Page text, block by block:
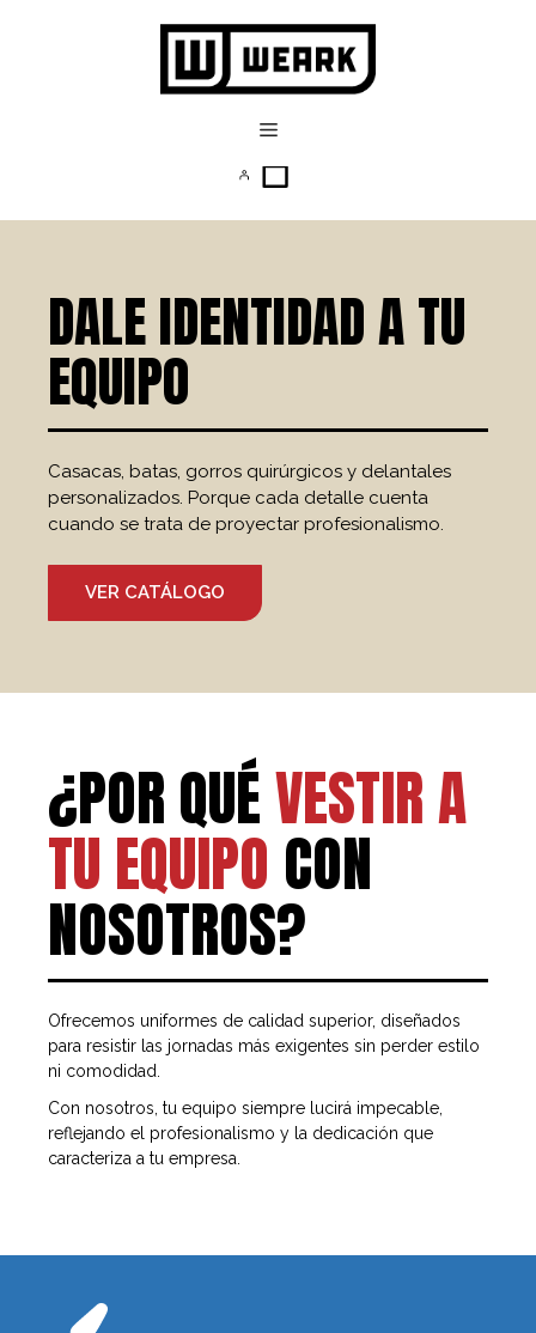
DALE IDENTIDAD A TU
EQUIPO
Casacas, batas, gorros quirúrgicos y delantales
personalizados. Porque cada detalle cuenta
cuando se trata de proyectar profesionalismo.
VER CATÁLOGO
¿POR QUÉVESTIR A
TU EQUIPO CON
NOSOTROS?
Ofrecemos uniformes de calidad superior, diseñados
para resistir las jornadas más exigentes sin perder estilo
ni comodidad.
Con nosotros, tu equipo siempre lucirá impecable,
reflejando el profesionalismo y la dedicación que
caracteriza a tu empresa.